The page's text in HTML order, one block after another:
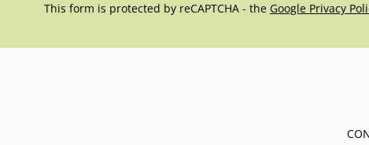
This form is protected by reCAPTCHA - the Google Privacy